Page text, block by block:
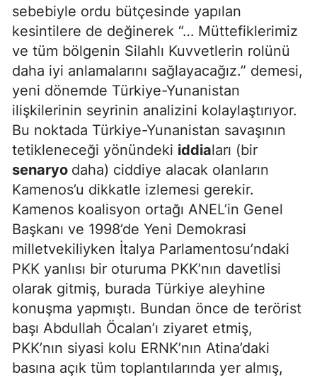
sebebiyle ordu bütçesinde yapılan
kesintilere de değinerek “… Müttefiklerimiz
ve tüm bölgenin Silahlı Kuvvetlerin rolünü
daha iyi anlamalarını sağlayacağız.” demesi,
yeni dönemde Türkiye-Yunanistan
ilişkilerinin seyrinin analizini kolaylaştırıyor.
Bu noktada Türkiye-Yunanistan savaşının
tetikleneceği yönündeki iddiaları (bir
senaryo daha) ciddiye alacak olanların
Kamenos’u dikkatle izlemesi gerekir.
Kamenos koalisyon ortağı ANEL’in Genel
Başkanı ve 1998’de Yeni Demokrasi
milletvekiliyken İtalya Parlamentosu’ndaki
PKK yanlısı bir oturuma PKK’nın davetlisi
olarak gitmiş, burada Türkiye aleyhine
konuşma yapmıştı. Bundan önce de terörist
başı Abdullah Öcalan’ı ziyaret etmiş,
PKK’nın siyasi kolu ERNK’nın Atina’daki
basına açık tüm toplantılarında yer almış,